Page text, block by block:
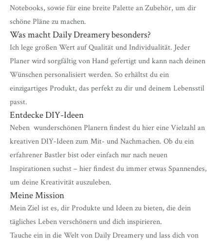
Notebooks, sowie für eine breite Palette an Zubehör, um dir
schöne Pläne zu machen.
Was macht Daily Dreamery besonders?
Ich lege großen Wert auf Qualität und Individualität. Jeder
Planer wird sorgfältig von Hand gefertigt und kann nach deinen
Wünschen personalisiert werden. So erhältst du ein
einzigartiges Produkt, das perfekt zu dir und deinem Lebensstil
passt.
Entdecke DIY-Ideen
Neben wunderschönen Planern findest du hier eine Vielzahl an
kreativen DIY-Ideen zum Mit- und Nachmachen. Ob du ein
erfahrener Bastler bist oder einfach nur nach neuen
Inspirationen suchst – hier findest du immer etwas Spannendes,
um deine Kreativität auszuleben.
Meine Mission
Mein Ziel ist es, dir Produkte und Ideen zu bieten, die dein
tägliches Leben verschönern und dich inspirieren.
Tauche ein in die Welt von Daily Dreamery und lass dich von